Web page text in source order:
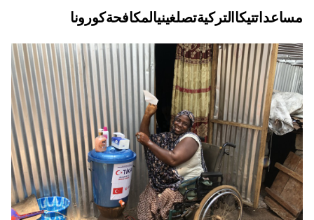
مساعداتتيكاالتركيةتصلغينيالمكافحةكورونا